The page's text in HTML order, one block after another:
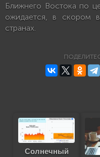
Ближнего Востока по
ожидается, в скором
странах.
Солнечный